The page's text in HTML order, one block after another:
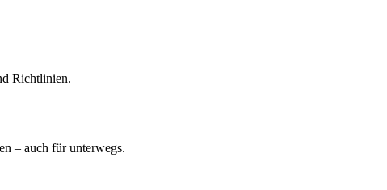
Richtlinien.
– auch für unterwegs.